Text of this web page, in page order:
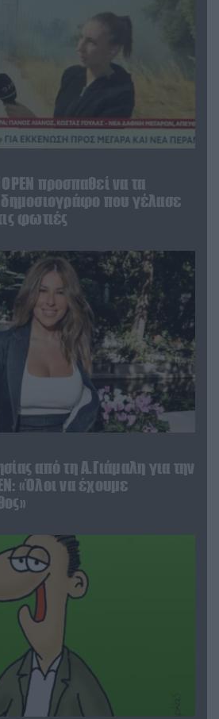
προσπαθεί να τα
δημοσιογράφο που γέλασε
φωτιές
από τη Α.Γιάμαλη για την
«Όλοι να έχουμε